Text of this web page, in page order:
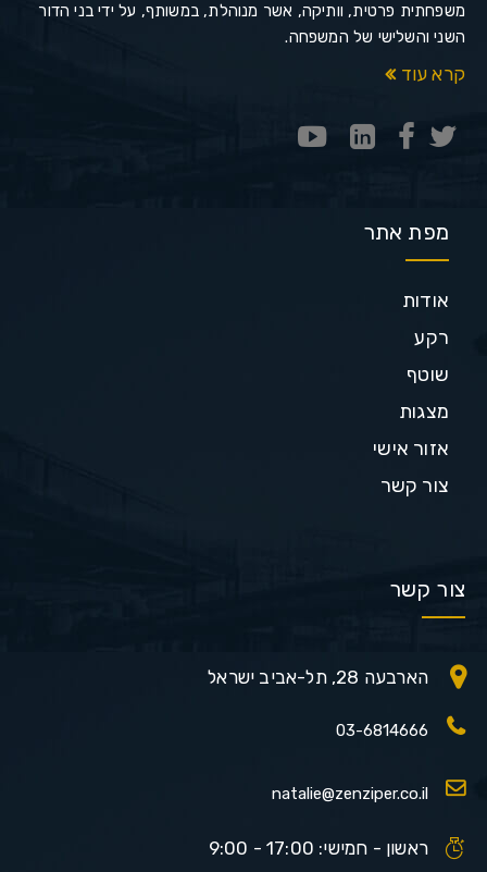
משפחתית פרטית, וותיקה, אשר מנוהלת, במשותף, על ידי בני הדור
השני והשלישי של המשפחה.
קרא עוד
מפת אתר
אודות
רקע
שוטף
מצגות
אזור אישי
צור קשר
צור קשר
הארבעה 28, תל-אביב ישראל
03-6814666
natalie@zenziper.co.il
ראשון - חמישי: 17:00 - 9:00